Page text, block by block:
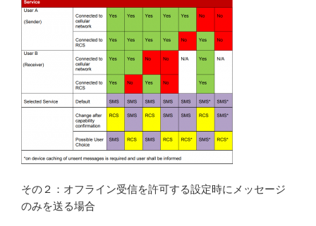
その２：オフライン受信を許可する設定時にメッセージ
のみを送る場合